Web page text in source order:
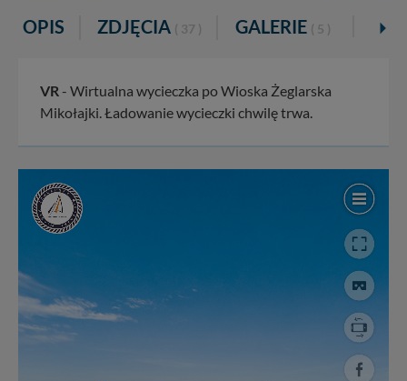
OPIS ZDJĘCIA ( 37 ) GALERIE ( 5 ) VR
VR - Wirtualna wycieczka po Wioska Żeglarska
Mikołajki. Ładowanie wycieczki chwilę trwa.